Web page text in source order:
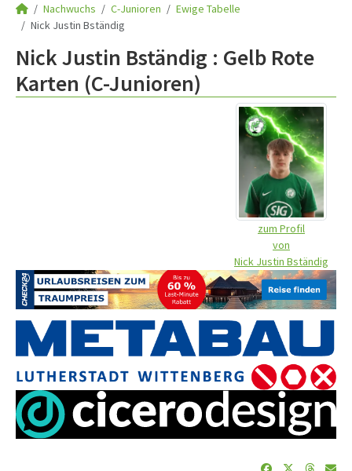
Nachwuchs C-Junioren
Ewige Tabelle
Nick Justin Bständig
Nick Justin Bständig : Gelb Rote
Karten (C-Junioren)
zum Profil
von
Nick Justin Bständig